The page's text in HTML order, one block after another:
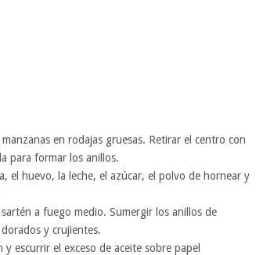
en rodajas gruesas. Retirar el centro con
para formar los anillos.
el huevo, la leche, el azúcar, el polvo de hornear y
a fuego medio. Sumergir los anillos de
y crujientes.
escurrir el exceso de aceite sobre papel